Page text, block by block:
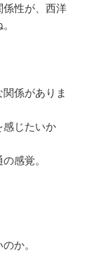
性が、西洋
係がありま
感じたいか
感覚。
か。